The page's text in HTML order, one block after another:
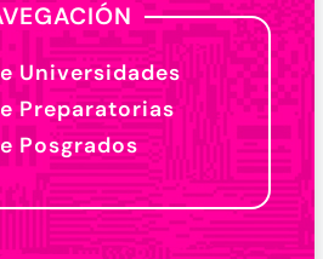
Universidades
Preparatorias
Posgrados